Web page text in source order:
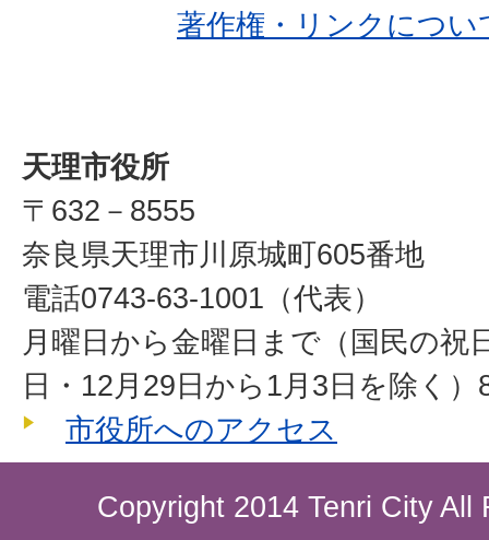
著作権・リンクについ
天理市役所
〒632－8555
奈良県天理市川原城町605番地
電話0743-63-1001（代表）
月曜日から金曜日まで（国民の祝
日・12月29日から1月3日を除く
市役所へのアクセス
Copyright 2014 Tenri City All